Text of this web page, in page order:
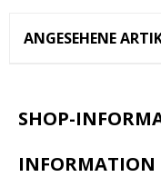
ANGESEHENE
SHOP-
INFORMATION